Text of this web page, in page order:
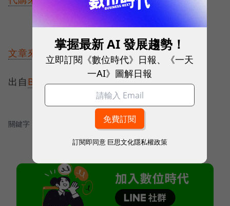
文章來源
出自 Buytheway買物誌
關鍵字：
掌握最新 AI 發展趨勢！
立即訂閱《數位時代》日報、《一天
一AI》圖解日報
訂閱即同意 巨思文化隱私權政策